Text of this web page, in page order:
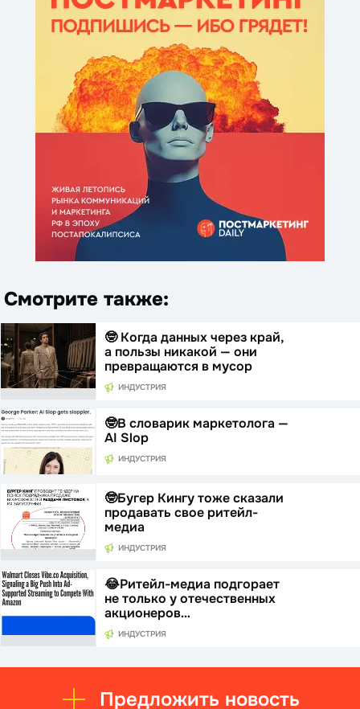
Смотрите также:
🤓 Когда данных через край,
а пользы никакой — они
превращаются в мусор
ИНДУСТРИЯ
🤓В словарик маркетолога —
AI Slop
ИНДУСТРИЯ
🤓Бугер Кингу тоже сказали
продавать свое ритейл-
медиа
ИНДУСТРИЯ
😂Ритейл-медиа подгорает
не только у отечественных
акционеров…
ИНДУСТРИЯ
Предложить новость